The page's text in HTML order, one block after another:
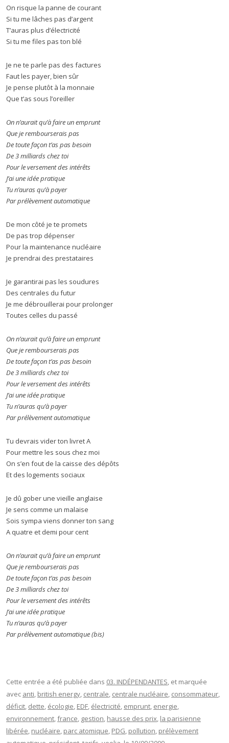
On risque la panne de courant
Si tu me lâches pas d’argent
T’auras plus d’électricité
Si tu me files pas ton blé
Je ne te parle pas des factures
Faut les payer, bien sûr
Je pense plutôt à la monnaie
Que t’as sous l’oreiller
On n’aurait qu’à faire un emprunt
Que je rembourserais pas
De toute façon t’as pas besoin
De 3 milliards chez toi
Pour le versement des intérêts
J’ai une idée pratique
Tu n’auras qu’à payer
Par prélèvement automatique
De mon côté je te promets
De pas trop dépenser
Pour la maintenance nucléaire
Je prendrai des prestataires
Je garantirai pas les soudures
Des centrales du futur
Je me débrouillerai pour prolonger
Toutes celles du passé
On n’aurait qu’à faire un emprunt
Que je rembourserais pas
De toute façon t’as pas besoin
De 3 milliards chez toi
Pour le versement des intérêts
J’ai une idée pratique
Tu n’auras qu’à payer
Par prélèvement automatique
Tu devrais vider ton livret A
Pour mettre les sous chez moi
On s’en fout de la caisse des dépôts
Et des logements sociaux
Je dû gober une vieille anglaise
Je sens comme un malaise
Sois sympa viens donner ton sang
A quatre et demi pour cent
On n’aurait qu’à faire un emprunt
Que je rembourserais pas
De toute façon t’as pas besoin
De 3 milliards chez toi
Pour le versement des intérêts
J’ai une idée pratique
Tu n’auras qu’à payer
Par prélèvement automatique (bis)
Cette entrée a été publiée dans 03. INDÉPENDANTES, et marquée
avec anti, british energy, centrale, centrale nucléaire, consommateur,
déficit, dette, écologie, EDF, électricité, emprunt, energie,
environnement,france, gestion, hausse des prix, la parisienne
libérée, nucléaire, parc atomique, PDG, pollution, prélèvement